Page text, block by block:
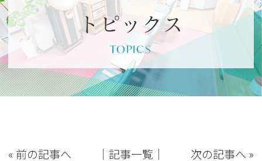
トピックス
TOPICS
« 前の記事へ │記事一覧│ 次の記事へ »